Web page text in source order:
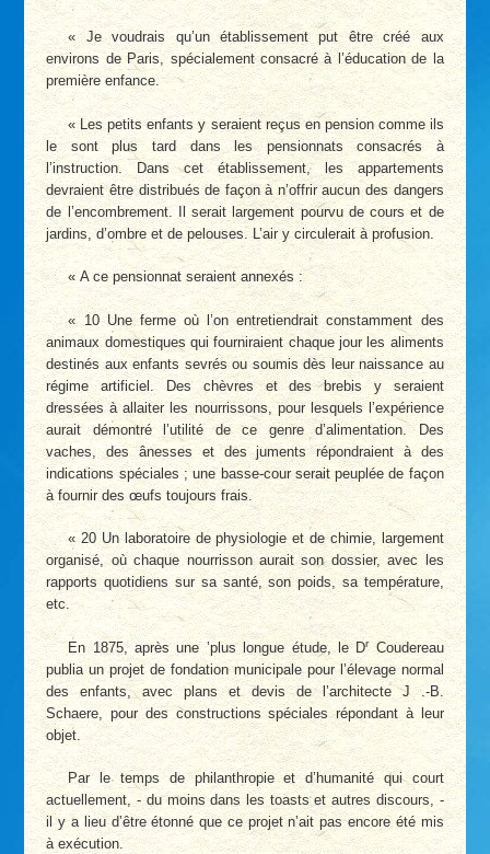
« Je voudrais qu’un établissement put être créé aux
environs de Paris, spécialement consacré à l’éducation de la
première enfance.
« Les petits enfants y seraient reçus en pension comme ils
le sont plus tard dans les pensionnats consacrés à
l’instruction. Dans cet établissement, les appartements
devraient être distribués de façon à n’offrir aucun des dangers
de l’encombrement. Il serait largement pourvu de cours et de
jardins, d’ombre et de pelouses. L’air y circulerait à profusion.
« A ce pensionnat seraient annexés :
« 10 Une ferme où l’on entretiendrait constamment des
animaux domestiques qui fourniraient chaque jour les aliments
destinés aux enfants sevrés ou soumis dès leur naissance au
régime artificiel. Des chèvres et des brebis y seraient
dressées à allaiter les nourrissons, pour lesquels l’expérience
aurait démontré l’utilité de ce genre d’alimentation. Des
vaches, des ânesses et des juments répondraient à des
indications spéciales ; une basse-cour serait peuplée de façon
à fournir des œufs toujours frais.
« 20 Un laboratoire de physiologie et de chimie, largement
organisé, où chaque nourrisson aurait son dossier, avec les
rapports quotidiens sur sa santé, son poids, sa température,
etc.
En 1875, après une ’plus longue étude, le DrCoudereau
publia un projet de fondation municipale pour l’élevage normal
des enfants, avec plans et devis de l’architecte J .-B.
Schaere, pour des constructions spéciales répondant à leur
objet.
Par le temps de philanthropie et d’humanité qui court
actuellement, - du moins dans les toasts et autres discours, -
il y a lieu d’être étonné que ce projet n’ait pas encore été mis
à exécution.